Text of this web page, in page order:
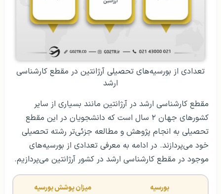
تعدادی از بورسیه‌های تحصیلی آرژانتین در مقطع کارشناسی
ارشد
مقطع کارشناسی ارشد در آرژانتین مانند بسیاری از سایر
کشورهای جهان ۲ سال است که دانشجویان در این مقطع
تحصیلی به انجام پژوهش و مطالعه جزئی‌تر رشته‌ تحصیلی
خود می‌پردازند. در ادامه به معرفی تعدادی از بورسیه‌های
موجود در مقطع کارشناسی ارشد در کشور آرژانتین می‌پردازیم.
بورسیه میزان پوشش بورسیه